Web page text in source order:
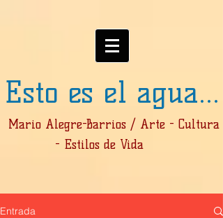
Esto es el agua...
Mario Alegre-Barrios / Arte - Cultura
- Estilos de Vida
Entrada